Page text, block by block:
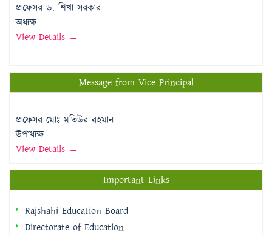
প্রফেসর ড. শিখা সরকার
অধ্যক্ষ
View Details →
Message from Vice Principal
প্রফেসর মোঃ মতিউর রহমান
উপাধ্যক্ষ
View Details →
Important Links
Rajshahi Education Board
Directorate of Education